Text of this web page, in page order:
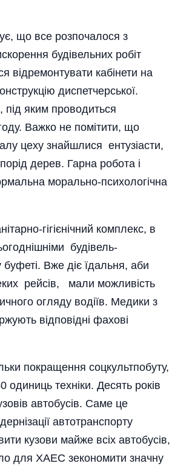
що все розпочалося з
будівельних робіт
відремонтувати кабінети на
диспетчерської.
під яким проводиться
Важко не помітити, що
цеху знайшлися ентузіасти,
дерев. Гарна робота і
морально-психологічна
гігієнічний комплекс, в
буді­вель­
Вже діє їдальня, аби
рейсів, мали можливість
огляду водіїв. Медики з
відповідні фахові
покращення соцкультпобуту,
одиниць техніки. Десять років
автобусів. Саме це
автотранспорту
кузови майже всіх автобусів,
для ХАЕС зекономити значну